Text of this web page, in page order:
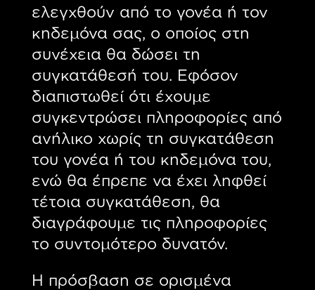
ελεγχθούν από το γονέα ή τον
κηδεμόνα σας, ο οποίος στη
συνέχεια θα δώσει τη
συγκατάθεσή του. Εφόσον
διαπιστωθεί ότι έχουμε
συγκεντρώσει πληροφορίες από
ανήλικο χωρίς τη συγκατάθεση
του γονέα ή του κηδεμόνα του,
ενώ θα έπρεπε να έχει ληφθεί
τέτοια συγκατάθεση, θα
διαγράφουμε τις πληροφορίες
το συντομότερο δυνατόν.
Η πρόσβαση σε ορισμένα